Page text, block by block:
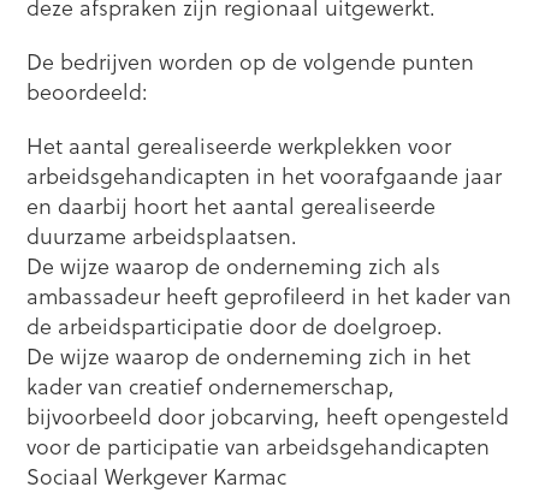
De bedrijven worden op de volgende punten
beoordeeld:
Het aantal gerealiseerde werkplekken voor
arbeidsgehandicapten in het voorafgaande jaar
en daarbij hoort het aantal gerealiseerde
duurzame arbeidsplaatsen.
De wijze waarop de onderneming zich als
ambassadeur heeft geprofileerd in het kader van
de arbeidsparticipatie door de doelgroep.
De wijze waarop de onderneming zich in het
kader van creatief ondernemerschap,
bijvoorbeeld door jobcarving, heeft opengesteld
voor de participatie van arbeidsgehandicapten
Sociaal Werkgever Karmac